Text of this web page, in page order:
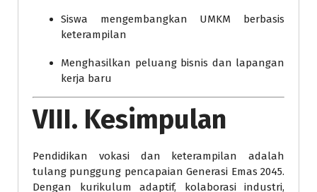
Siswa mengembangkan UMKM berbasis
keterampilan
Menghasilkan peluang bisnis dan lapangan
kerja baru
VIII. Kesimpulan
Pendidikan vokasi dan keterampilan adalah
tulang punggung pencapaian Generasi Emas 2045.
Dengan kurikulum adaptif, kolaborasi industri,